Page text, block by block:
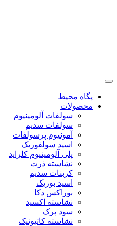
پگاه محیط
محصولات
سولفات آلومینیوم
سولفات سدیم
آمونیوم پرسولفات
اسید سولفوریک
پلی آلومینیوم کلراید
نشاسته ذرت
کربنات سدیم
اسید بوریک
بوراکس دکا
نشاسته اکسید
سود پرک
نشاسته کاتیونیک